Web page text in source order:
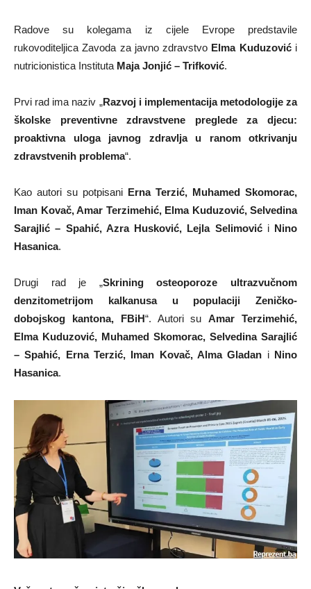
Radove su kolegama iz cijele Evrope predstavile
rukovoditeljica Zavoda za javno zdravstvo Elma Kuduzovići
nutricionistica Instituta Maja Jonjić – Trifković.
Prvi rad ima naziv „Razvoj i implementacija metodologije za
školske preventivne zdravstvene preglede za djecu:
proaktivna uloga javnog zdravlja u ranom otkrivanju
zdravstvenih problema“.
Kao autori su potpisani Erna Terzić, Muhamed Skomorac,
Iman Kovač, Amar Terzimehić, Elma Kuduzović, Selvedina
Sarajlić – Spahić, Azra Husković, Lejla Selimovići Nino
Hasanica.
Drugi rad je „Skrining osteoporoze ultrazvučnom
denzitometrijom kalkanusa u populaciji Zeničko-
dobojskog kantona, FBiH“. Autori suAmar Terzimehić,
Elma Kuduzović, Muhamed Skomorac, Selvedina Sarajlić
– Spahić, Erna Terzić, Iman Kovač, Alma Gladan i Nino
Hasanica.